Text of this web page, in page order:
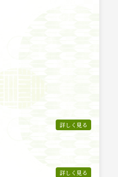
詳しく見る
詳しく見る